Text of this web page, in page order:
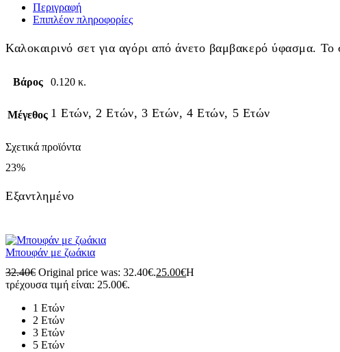
Περιγραφή
Επιπλέον πληροφορίες
Καλοκαιρινό σετ για αγόρι από άνετο βαμβακερό ύφασμα.
Βάρος 0.120 κ.
Μέγεθος 1 Ετών, 2 Ετών, 3 Ετών, 4 Ετών, 5 Ετών
Σχετικά προϊόντα
23%
Εξαντλημένο
Μπουφάν με ζωάκια
32.40€ Original price was: 32.40€.25.00€Η
τρέχουσα τιμή είναι: 25.00€.
1 Ετών
2 Ετών
3 Ετών
5 Ετών